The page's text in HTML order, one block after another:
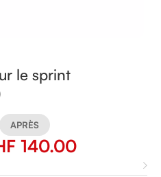
le sprint
APRÈS
140.00